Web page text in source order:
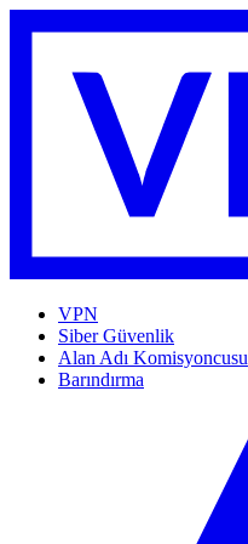
VPN
Siber Güvenlik
Alan Adı Komisyoncusu
Barındırma